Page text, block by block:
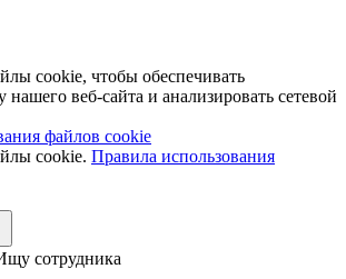
cookie, чтобы обеспечивать
веб-сайта и анализировать сетевой
файлов cookie
cookie. Правила использования
сотрудника